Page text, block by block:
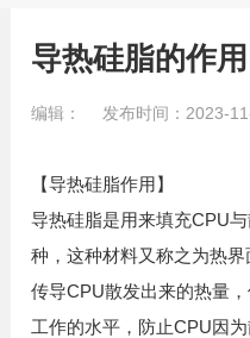
导热硅脂的作
编辑： 发布时间：2023-
【导热硅脂作用】
导热硅脂是用来填充CPU
种，这种材料又称之为热
传导CPU散发出来的热量
工作的水平，防止CPU因